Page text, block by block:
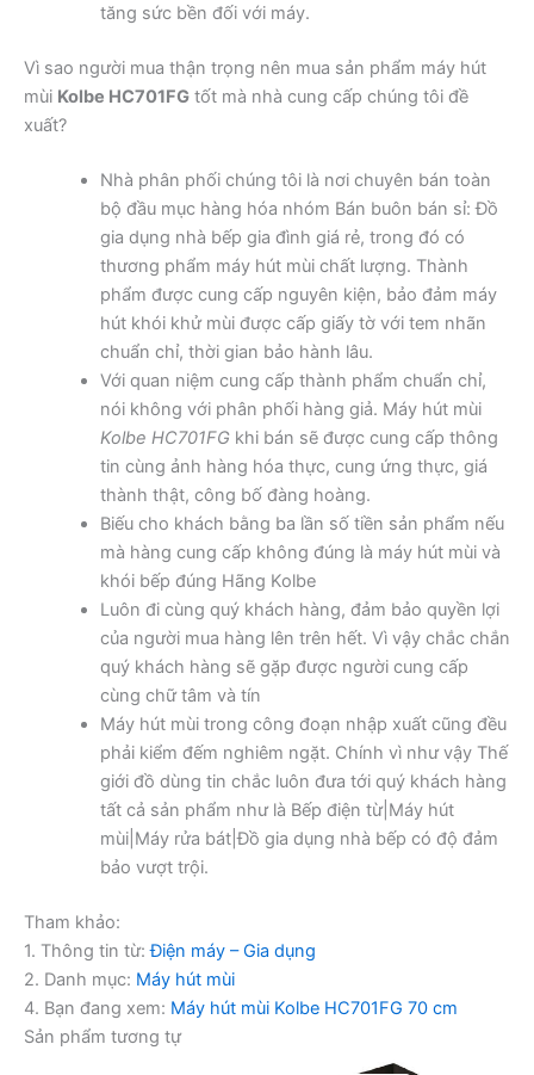
tăng sức bền đối với máy.
Vì sao người mua thận trọng nên mua sản phẩm máy hút
mùi Kolbe HC701FG tốt mà nhà cung cấp chúng tôi đề
xuất?
Nhà phân phối chúng tôi là nơi chuyên bán toàn
bộ đầu mục hàng hóa nhóm Bán buôn bán sỉ: Đồ
gia dụng nhà bếp gia đình giá rẻ, trong đó có
thương phẩm máy hút mùi chất lượng. Thành
phẩm được cung cấp nguyên kiện, bảo đảm máy
hút khói khử mùi được cấp giấy tờ với tem nhãn
chuẩn chỉ, thời gian bảo hành lâu.
Với quan niệm cung cấp thành phẩm chuẩn chỉ,
nói không với phân phối hàng giả. Máy hút mùi
Kolbe HC701FGkhi bán sẽ được cung cấp thông
tin cùng ảnh hàng hóa thực, cung ứng thực, giá
thành thật, công bố đàng hoàng.
Biếu cho khách bằng ba lần số tiền sản phẩm nếu
mà hàng cung cấp không đúng là máy hút mùi và
khói bếp đúng Hãng Kolbe
Luôn đi cùng quý khách hàng, đảm bảo quyền lợi
của người mua hàng lên trên hết. Vì vậy chắc chắn
quý khách hàng sẽ gặp được người cung cấp
cùng chữ tâm và tín
Máy hút mùi trong công đoạn nhập xuất cũng đều
phải kiểm đếm nghiêm ngặt. Chính vì như vậy Thế
giới đồ dùng tin chắc luôn đưa tới quý khách hàng
tất cả sản phẩm như là Bếp điện từ|Máy hút
mùi|Máy rửa bát|Đồ gia dụng nhà bếp có độ đảm
bảo vượt trội.
Tham khảo:
1. Thông tin từ:Điện máy – Gia dụng
2. Danh mục: Máy hút mùi
4. Bạn đang xem: Máy hút mùi Kolbe HC701FG 70 cm
Sản phẩm tương tự